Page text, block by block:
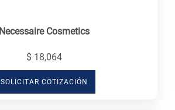
Necessaire Cosmetics
$ 18,064
SOLICITAR COTIZACIÓN